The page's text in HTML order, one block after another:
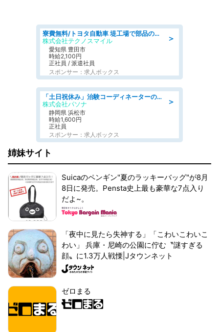
＞
寮費無料/トヨタ自動車 堤工場で部品の組立製造/tutumi
株式会社テクノスマイル
愛知県 豊田市
時給2,100円
正社員 / 派遣社員
スポンサー：求人ボックス
＞
「土日祝休み」治験コーディネーターのお仕事/未経験OK
株式会社パソナ
静岡県 浜松市
時給1,600円
正社員
スポンサー：求人ボックス
姉妹サイト
Suicaのペンギン"夏のラッキーバッグ"が8月
8日に発売。Pensta史上最も豪華な7点入り
だよ~。
「夜中に見たら失神する」「こわいこわいこ
わい」 兵庫・尼崎の公園に佇む〝謎すぎる
顔〟に1.3万人戦慄|Jタウンネット
ゼロまる